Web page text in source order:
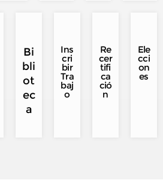
Bi
bli
ot
ec
a
Ins
cri
bir
Tra
baj
o
Re
cer
tifi
ca
ció
n
Ele
cci
on
es